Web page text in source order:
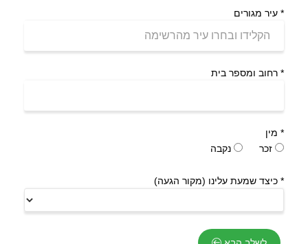
* עיר מגורים
* רחוב ומספר בית
* מין
זכר
נקבה
* כיצד שמעת עלינו (מקור הגעה)